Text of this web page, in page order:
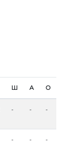
Ш А О
- - -
- - -